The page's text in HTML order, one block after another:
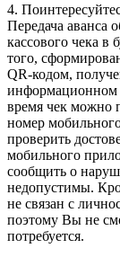
4.
Передача аванса
кассового чека
того,
QR-кодом,
информационном
время чек можно
номер
проверить
мобильного
сообщить о
недопустимы.
не связан с
поэтому Вы не
потребуется.